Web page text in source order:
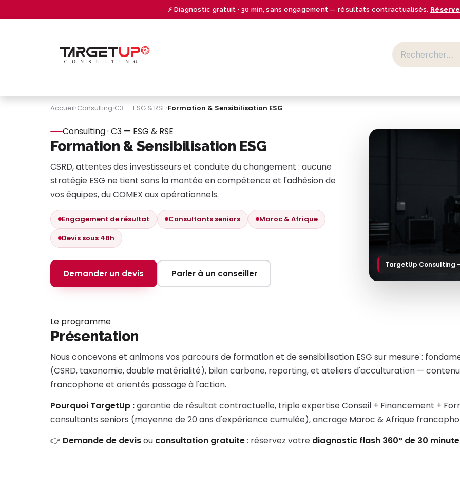
⚡ Diagnostic gratuit · 30 min, sans engagement — résultats contractualisés.
Accueil›Consulting›C3 — ESG & RSE›Formation & Sensibilisation ESG
Consulting · C3 — ESG & RSE
Formation & Sensibilisation ESG
CSRD, attentes des investisseurs et conduite du changement : aucune
stratégie ESG ne tient sans la montée en compétence et l'adhésion de
vos équipes, du COMEX aux opérationnels.
Engagement de résultat Consultants seniors
Maroc & Afrique
Devis sous 48h
Demander un devis Parler à un conseiller
TargetUp Consulting
Le programme
Présentation
Nous concevons et animons vos parcours de formation et de sensibilisation ESG sur mesure :
(CSRD, taxonomie, double matérialité), bilan carbone, reporting, et ateliers d'acculturation —
francophone et orientés passage à l'action.
Pourquoi TargetUp :garantie de résultat contractuelle, triple expertise Conseil + Financement +
consultants seniors (moyenne de 20 ans d'expérience cumulée), ancrage Maroc & Afrique
👉 Demande de devisou consultation gratuite: réservez votre diagnostic flash 360° de 30